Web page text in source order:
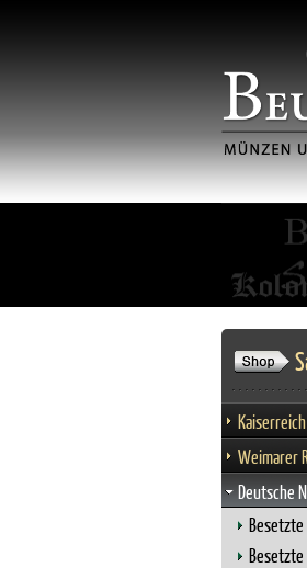
Kaiserreich
Weimarer
Deutsche